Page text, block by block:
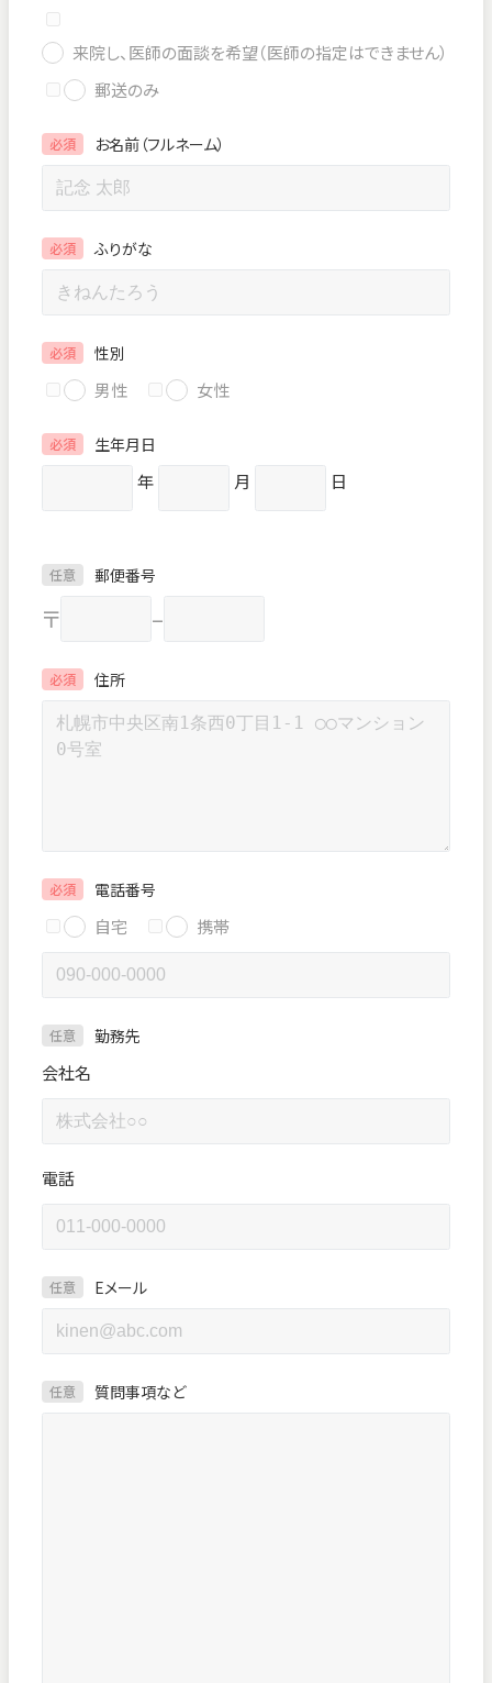
来院し、医師の面談を希望（医師の指定はできません）
郵送のみ
必須 お名前（フルネーム）
必須 ふりがな
必須 性別
男性 女性
必須 生年月日
年 月 日
任意 郵便番号
〒 –
必須 住所
必須 電話番号
自宅 携帯
任意 勤務先
会社名
電話
任意 Eメール
任意 質問事項など